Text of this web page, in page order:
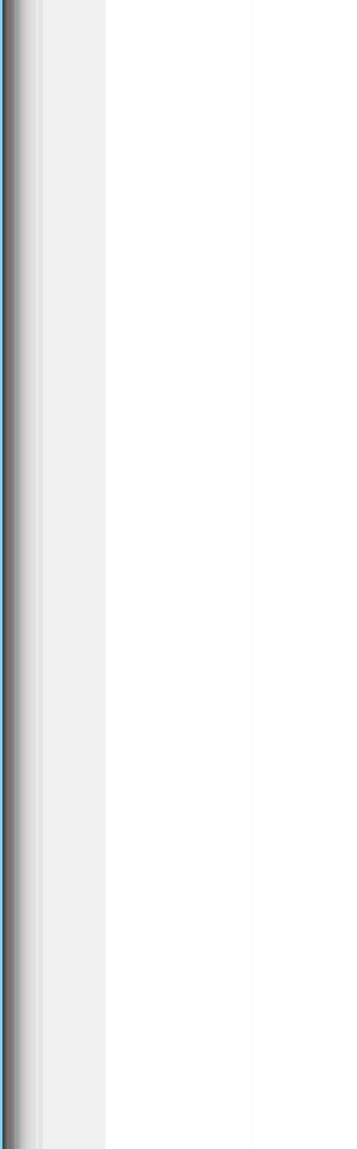
,關心您的每一分需求,多樣化經銷產品